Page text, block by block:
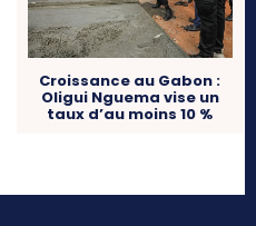
Croissance au Gabon :
Oligui Nguema vise un
taux d’au moins 10 %